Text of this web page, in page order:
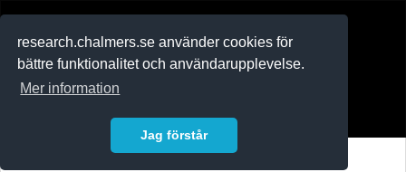
research.chalmers.se använder cookies för
bättre funktionalitet och användarupplevelse.
Mer information
Jag förstår